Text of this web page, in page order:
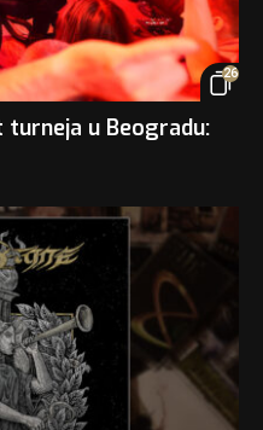
26
u Beogradu: